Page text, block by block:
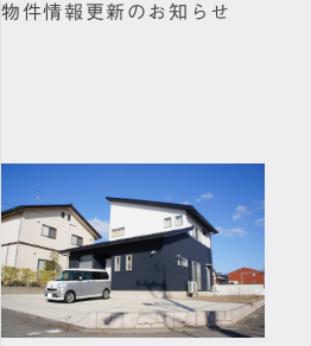
物件情報更新のお知らせ